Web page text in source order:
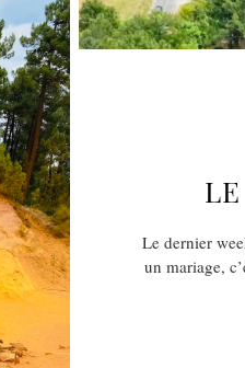
Le dernier
un mariage,